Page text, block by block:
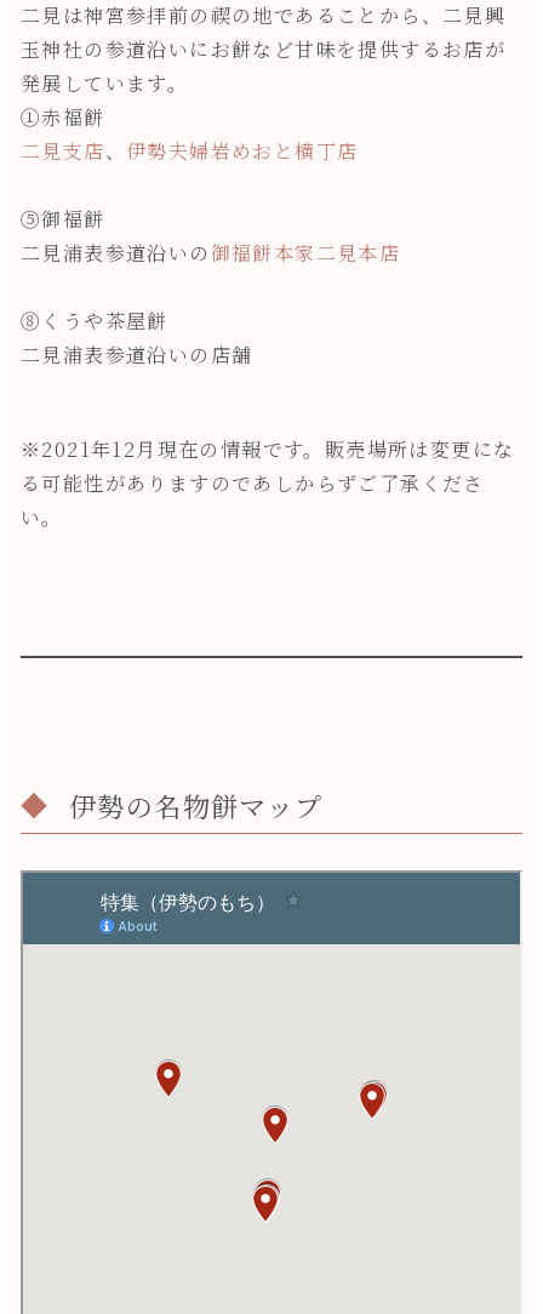
二見は神宮参拝前の禊の地であることから、二見興
玉神社の参道沿いにお餅など甘味を提供するお店が
発展しています。
①赤福餅
二見支店、 伊勢夫婦岩めおと横丁店
⑤御福餅
二見浦表参道沿いの御福餅本家二見本店
⑧くうや茶屋餅
二見浦表参道沿いの店舗
※2021年12月現在の情報です。販売場所は変更にな
る可能性がありますのであしからずご了承くださ
い。
伊勢の名物餅マップ